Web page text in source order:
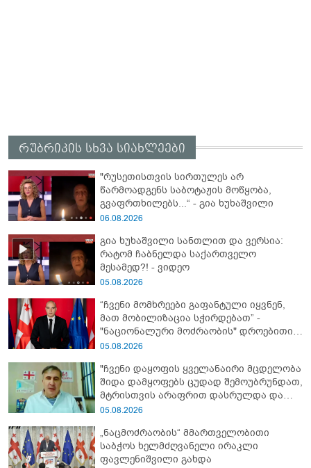
რუბრიკის სხვა სიახლეები
"რუსეთისთვის სირთულეს არ
წარმოადგენს საბოტაჟის მოწყობა,
გვაფრთხილებს...“ - გია ხუხაშვილი
06.08.2026
გია ხუხაშვილი სანთლით და ვერსია:
რატომ ჩაბნელდა საქართველო
მესამედ?! - ვიდეო
05.08.2026
“ჩვენი მომხრეები გაფანტული იყვნენ,
მათ მობილიზაცია სჭირდებათ” -
"ნაციონალური მოძრაობის" დროებითი
მმართველობითი საბჭოს
05.08.2026
"ჩვენი დაყოფის ყველანაირი მცდელობა
შიდა დამყოფებს ცუდად შემოუბრუნდათ,
მტრისთვის არაფრით დასრულდა და
ვერც მომავალში მიაღწევს ჩვენს
სააკაშვილი
05.08.2026
„ნაცმოძრაობის“ მმართველობითი
საბჭოს ხელმძღვანელი ირაკლი
ფავლენიშვილი გახდა